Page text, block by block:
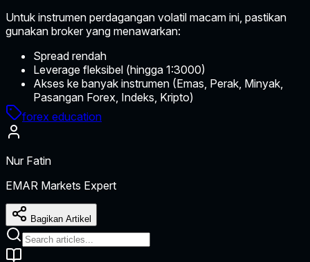
Untuk instrumen perdagangan volatil macam ini, pastikan
gunakan broker yang menawarkan:
Spread rendah
Leverage fleksibel (hingga 1:3000)
Akses ke banyak instrumen (Emas, Perak, Minyak,
Pasangan Forex, Indeks, Kripto)
forex education
Nur Fatin
EMAR Markets Expert
Bagikan Artikel